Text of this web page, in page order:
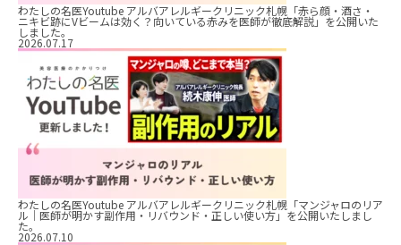
わたしの名医Youtube アルバアレルギークリニック札幌「赤ら顔・酒さ・
ニキビ跡にVビームは効く？向いている赤みを医師が徹底解説」を公開いた
しました。
2026.07.17
わたしの名医Youtube アルバアレルギークリニック札幌「マンジャロのリア
ル｜医師が明かす副作用・リバウンド・正しい使い方」を公開いたしまし
た。
2026.07.10